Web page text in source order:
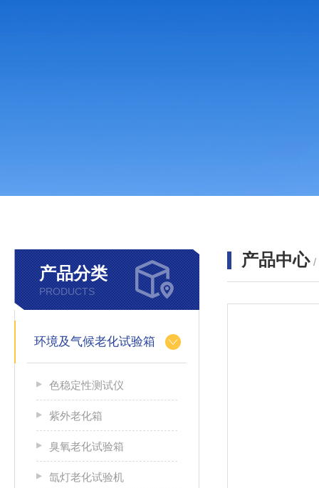
产品分类
PRODUCTS
环境及气候老化试验箱
色稳定性测试仪
紫外老化箱
臭氧老化试验箱
氙灯老化试验机
产品中心 /